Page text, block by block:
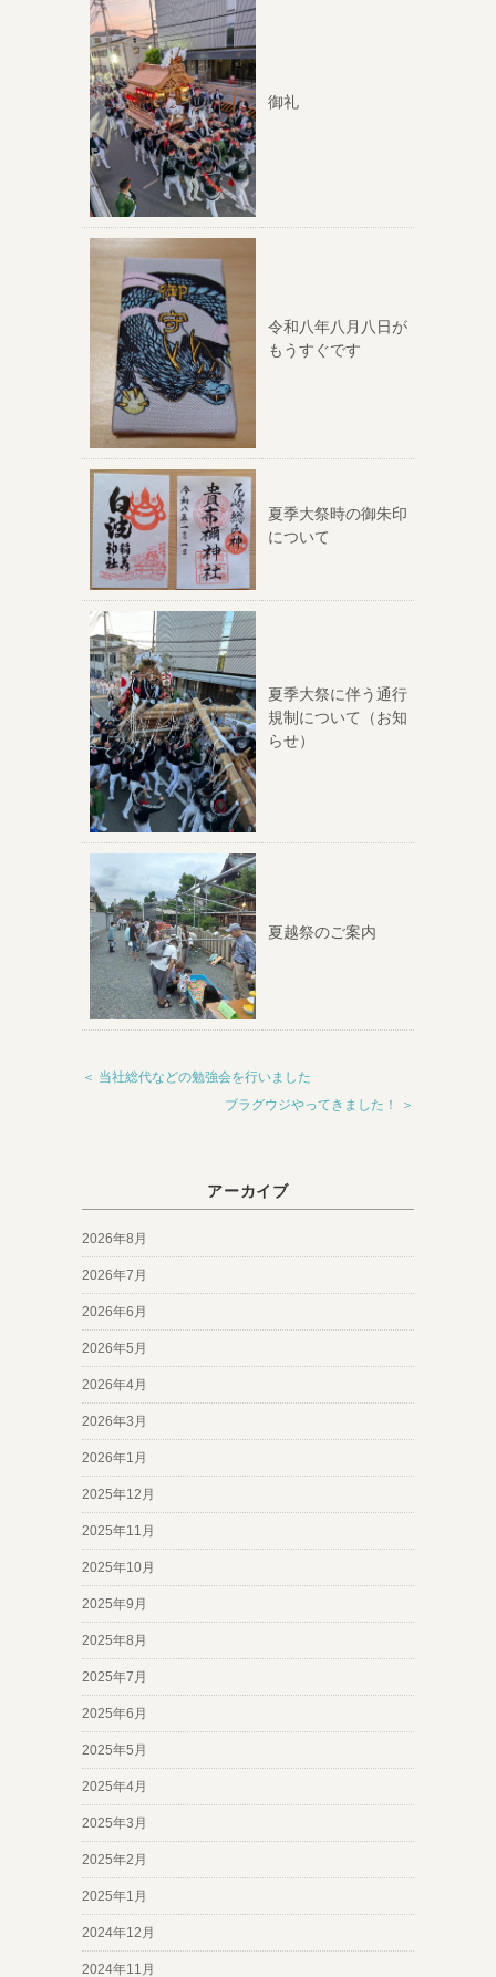
御礼
令和八年八月八日が
もうすぐです
夏季大祭時の御朱印
について
夏季大祭に伴う通行
規制について（お知
らせ）
夏越祭のご案内
＜ 当社総代などの勉強会を行いました
ブラグウジやってきました！ ＞
アーカイブ
2026年8月
2026年7月
2026年6月
2026年5月
2026年4月
2026年3月
2026年1月
2025年12月
2025年11月
2025年10月
2025年9月
2025年8月
2025年7月
2025年6月
2025年5月
2025年4月
2025年3月
2025年2月
2025年1月
2024年12月
2024年11月